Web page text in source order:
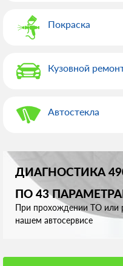
Покраска
Кузовной
Автостекла
ДИАГНОСТИКА
ПО 43
При прохождении ТО или
нашем автосервисе